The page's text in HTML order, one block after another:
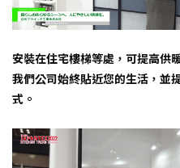
安裝在住宅樓梯等處，可提高供
我們公司始終貼近您的生活，並
式。